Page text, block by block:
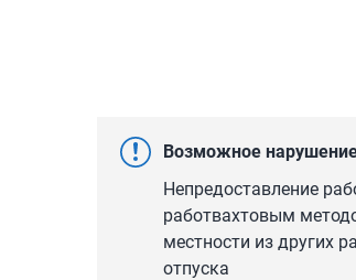
Пункт 7.1 Основных
Госкомтруда СССР,
7.1. Ежегодный отпуск
порядке после
Возможное нарушение
Непредоставление
работвахтовым
местности из других
отпуска